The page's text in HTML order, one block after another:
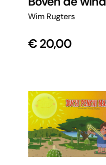
Wim Rugters
€20,00